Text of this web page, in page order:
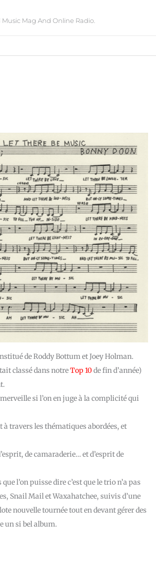
Music Mag And Online Radio.
de Roddy Bottum et Joey Holman.
classé dans notreTop 10de fin d’année)
si l’on en juge à la complicité qui
à travers les thématiques abordées, et
de camaraderie… et d’esprit de
l’on puisse dire c’est que le trio n’a pas
Snail Mail et Waxahatchee, suivis d’une
nouvelle tournée tout en devant gérer des
un si bel album.